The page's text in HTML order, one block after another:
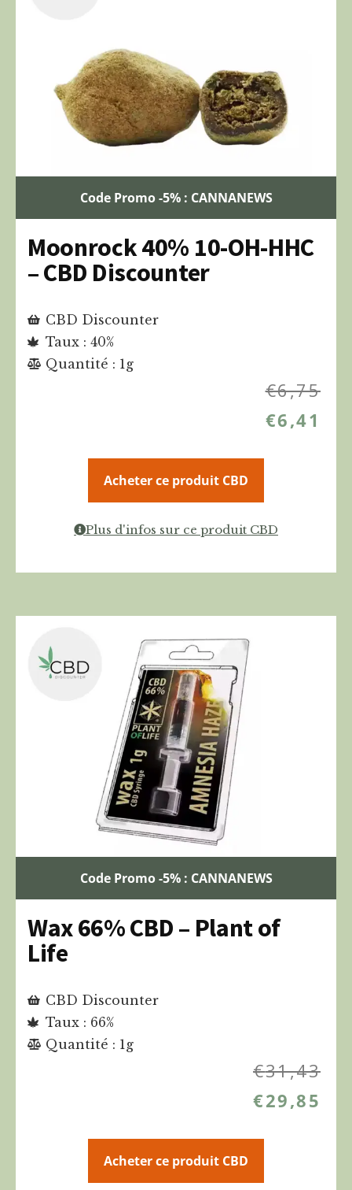
Code Promo -5% : CANNANEWS
Moonrock 40% 10-OH-HHC
– CBD Discounter
CBD Discounter
Taux : 40%
Quantité : 1g
€6,75
€6,41
Acheter ce produit CBD
Plus d'infos sur ce produit CBD
Code Promo -5% : CANNANEWS
Wax 66% CBD – Plant of
Life
CBD Discounter
Taux : 66%
Quantité : 1g
€31,43
€29,85
Acheter ce produit CBD